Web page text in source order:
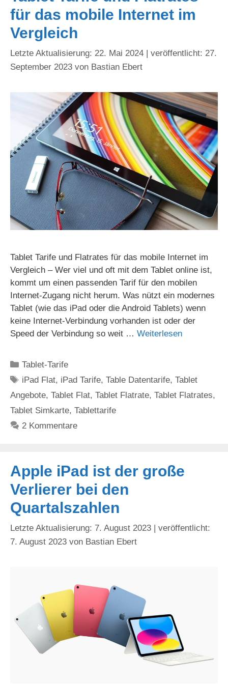
für das mobile Internet im
Vergleich
22. Mai 2024
27.
September 2023 von Bastian Ebert
Tablet Tarife und Flatrates für das mobile Internet im
Vergleich – Wer viel und oft mit dem Tablet online ist,
kommt um einen passenden Tarif für den mobilen
Internet-Zugang nicht herum. Was nützt ein modernes
Tablet (wie das iPad oder die Android Tablets) wenn
keine Internet-Verbindung vorhanden ist oder der
Speed der Verbindung so weit … Weiterlesen
Kategorien
Tablet-Tarife
Schlagwörter
iPad Flat, iPad Tarife,Table Datentarife,Tablet
Angebote, Tablet Flat, Tablet Flatrate, Tablet Flatrates,
Tablet Simkarte, Tablettarife
2 Kommentare
Apple iPad ist der große
Verlierer bei den
Quartalszahlen
7. August 2023
7. August 2023 von Bastian Ebert